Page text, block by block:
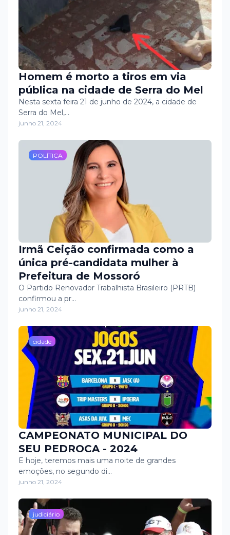
Homem é morto a tiros em via
pública na cidade de Serra do Mel
Nesta sexta feira 21 de junho de 2024, a cidade de
Serra do Mel,…
junho 21, 2024
POLÍTICA
Irmã Ceição confirmada como a
única pré-candidata mulher à
Prefeitura de Mossoró
O Partido Renovador Trabalhista Brasileiro (PRTB)
confirmou a pr…
junho 21, 2024
cidade
CAMPEONATO MUNICIPAL DO
SEU PEDROCA - 2024
E hoje, teremos mais uma noite de grandes
emoções, no segundo di…
junho 21, 2024
judiciário